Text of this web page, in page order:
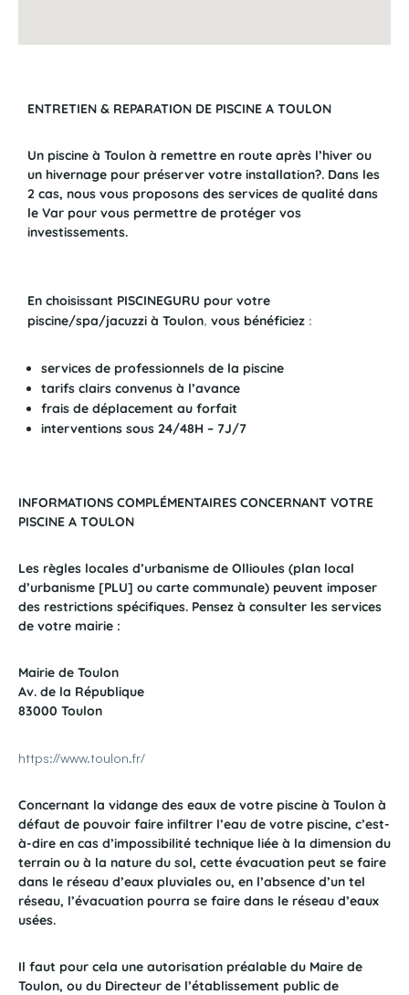
ENTRETIEN & REPARATION DE PISCINE A TOULON
Un piscine à Toulon à remettre en route après l’hiver ou
un hivernage pour préserver votre installation?. Dans les
2 cas, nous vous proposons des services de qualité dans
le Var pour vous permettre de protéger vos
investissements.
En choisissant PISCINEGURU pour votre
piscine/spa/jacuzzi à Toulon, vous bénéficiez :
services de professionnels de la piscine
tarifs clairs convenus à l’avance
frais de déplacement au forfait
interventions sous 24/48H – 7J/7
INFORMATIONS COMPLÉMENTAIRES CONCERNANT VOTRE
PISCINE A TOULON
Les règles locales d’urbanisme de Ollioules (plan local
d’urbanisme [PLU] ou carte communale) peuvent imposer
des restrictions spécifiques. Pensez à consulter les services
de votre mairie :
Mairie de Toulon
Av. de la République
83000 Toulon
https://www.toulon.fr/
Concernant la vidange des eaux de votre piscine à Toulon à
défaut de pouvoir faire infiltrer l’eau de votre piscine, c’est-
à-dire en cas d’impossibilité technique liée à la dimension du
terrain ou à la nature du sol, cette évacuation peut se faire
dans le réseau d’eaux pluviales ou, en l’absence d’un tel
réseau, l’évacuation pourra se faire dans le réseau d’eaux
usées.
Il faut pour cela une autorisation préalable du Maire de
Toulon, ou du Directeur de l’établissement public de